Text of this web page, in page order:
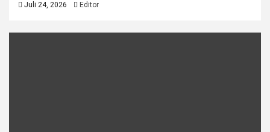
Juli 24, 2026 Editor